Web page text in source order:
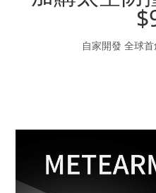
自家開發 全球